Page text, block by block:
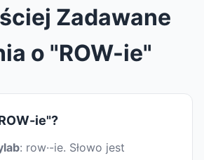
Zadawane
o "ROW-ie"
ie"?
: row·-ie. Słowo jest